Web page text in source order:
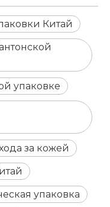
Китай
упаковке
за кожей
упаковка